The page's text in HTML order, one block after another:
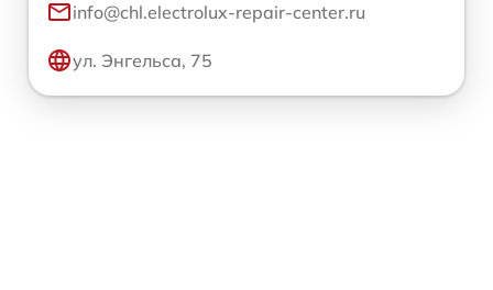
info@chl.electrolux-repair-center.ru
ул. Энгельса, 75